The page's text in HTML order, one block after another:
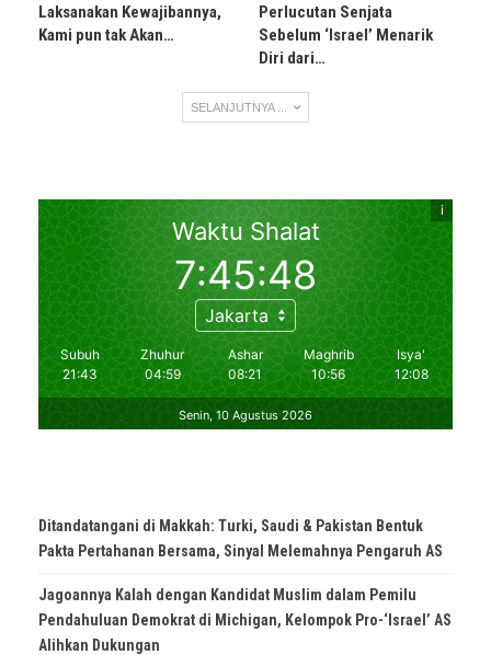
Laksanakan Kewajibannya,
Kami pun tak Akan…
Perlucutan Senjata
Sebelum ‘Israel’ Menarik
Diri dari…
SELANJUTNYA ...
Ditandatangani di Makkah: Turki, Saudi & Pakistan Bentuk
Pakta Pertahanan Bersama, Sinyal Melemahnya Pengaruh AS
Jagoannya Kalah dengan Kandidat Muslim dalam Pemilu
Pendahuluan Demokrat di Michigan, Kelompok Pro-‘Israel’ AS
Alihkan Dukungan